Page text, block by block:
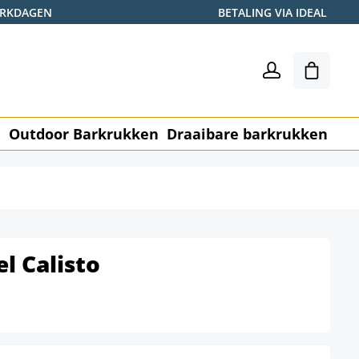
BETALING VIA IDEAL
Outdoor Barkrukken Draaibare barkrukken
Calisto